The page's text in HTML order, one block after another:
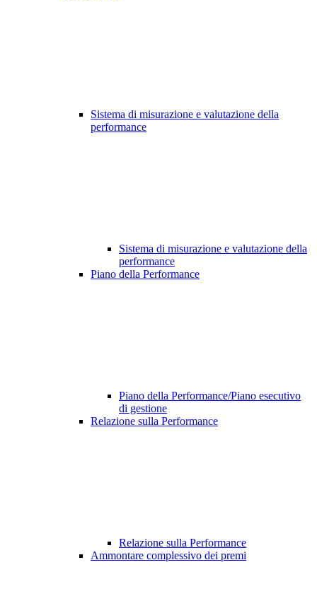
Sistema di misurazione e valutazione della
performance
Sistema di misurazione e valutazione della
performance
Piano della Performance
Piano della Performance/Piano esecutivo
di gestione
Relazione sulla Performance
Relazione sulla Performance
Ammontare complessivo dei premi